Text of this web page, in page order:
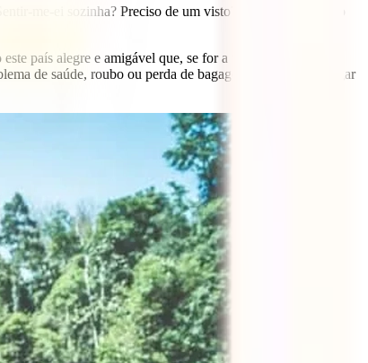
me-ei sozinha? Preciso de um visto? Que vacinas tenho
país alegre e amigável que, se for a tua primeira viagem
de saúde, roubo ou perda de bagagem que possa estragar